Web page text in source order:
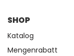
SHOP
Katalog
Mengenrabatt